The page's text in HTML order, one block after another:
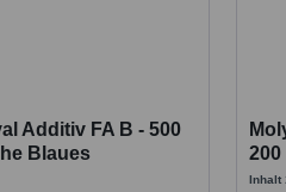
Additiv FA B - 500
Blaues
für
Inhalt